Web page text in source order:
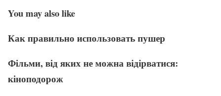
You may also like
Как правильно использовать пушер
Фільми, від яких не можна відірватися:
кіноподорож